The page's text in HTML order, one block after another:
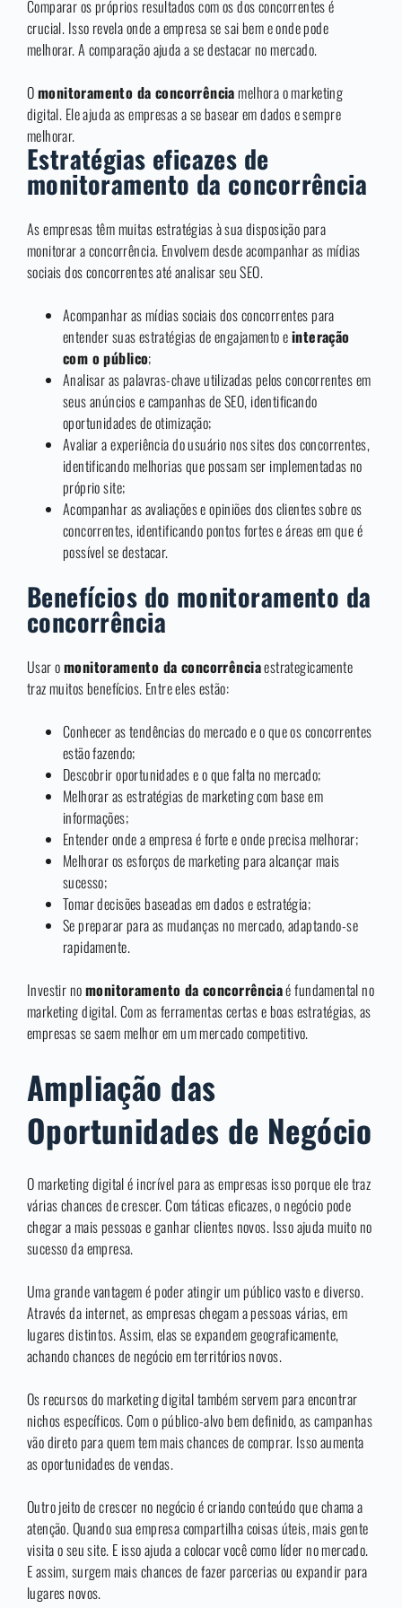
Comparar os próprios resultados com os dos concorrentes é
crucial. Isso revela onde a empresa se sai bem e onde pode
melhorar. A comparação ajuda a se destacar no mercado.
Omonitoramento da concorrênciamelhora o marketing
digital. Ele ajuda as empresas a se basear em dados e sempre
melhorar.
Estratégias eficazes de
monitoramento da concorrência
As empresas têm muitas estratégias à sua disposição para
monitorar a concorrência. Envolvem desde acompanhar as mídias
sociais dos concorrentes até analisar seu SEO.
Acompanhar as mídias sociais dos concorrentes para
entender suas estratégias de engajamento einteração
com o público;
Analisar as palavras-chave utilizadas pelos concorrentes em
seus anúncios e campanhas de SEO, identificando
oportunidades de otimização;
Avaliar a experiência do usuário nos sites dos concorrentes,
identificando melhorias que possam ser implementadas no
próprio site;
Acompanhar as avaliações e opiniões dos clientes sobre os
concorrentes, identificando pontos fortes e áreas em que é
possível se destacar.
Benefícios do monitoramento da
concorrência
Usar omonitoramento da concorrênciaestrategicamente
traz muitos benefícios. Entre eles estão:
Conhecer as tendências do mercado e o que os concorrentes
estão fazendo;
Descobrir oportunidades e o que falta no mercado;
Melhorar as estratégias de marketing com base em
informações;
Entender onde a empresa é forte e onde precisa melhorar;
Melhorar os esforços de marketing para alcançar mais
sucesso;
Tomar decisões baseadas em dados e estratégia;
Se preparar para as mudanças no mercado, adaptando-se
rapidamente.
Investir nomonitoramento da concorrênciaé fundamental no
marketing digital. Com as ferramentas certas e boas estratégias, as
empresas se saem melhor em um mercado competitivo.
Ampliação das
Oportunidades de Negócio
O marketing digital é incrível para as empresas isso porque ele traz
várias chances de crescer. Com táticas eficazes, o negócio pode
chegar a mais pessoas e ganhar clientes novos. Isso ajuda muito no
sucesso da empresa.
Uma grande vantagem é poder atingir um público vasto e diverso.
Através da internet, as empresas chegam a pessoas várias, em
lugares distintos. Assim, elas se expandem geograficamente,
achando chances de negócio em territórios novos.
Os recursos do marketing digital também servem para encontrar
nichos específicos. Com o público-alvo bem definido, as campanhas
vão direto para quem tem mais chances de comprar. Isso aumenta
as oportunidades de vendas.
Outro jeito de crescer no negócio é criando conteúdo que chama a
atenção. Quando sua empresa compartilha coisas úteis, mais gente
visita o seu site. E isso ajuda a colocar você como líder no mercado.
E assim, surgem mais chances de fazer parcerias ou expandir para
lugares novos.